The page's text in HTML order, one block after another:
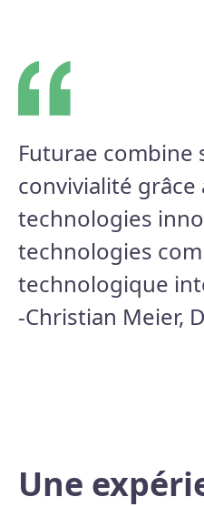
Futurae combine
convivialité grâce
technologies
technologies
technologique
-Christian Meier,
Une